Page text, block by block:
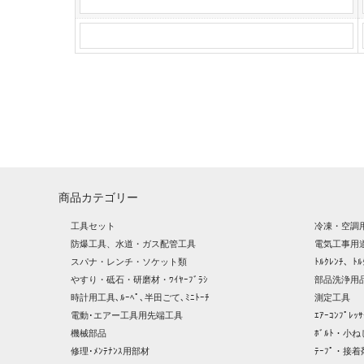
商品カテゴリー
工具セット 冷凍・空調
防爆工具、水道・ガス配管工具
電気工事用
スパナ・レンチ・ソケット類
ﾄﾙｸﾚﾝﾁ、ﾄ
やすり・砥石・研磨材・ﾜｲﾔｰﾌﾞﾗｼ
部品洗浄用
時計用工具､ﾙｰﾍﾟ､半田ごて､ﾐﾆﾄｰﾁ
測定工具
電動･エアー工具用先端工具
ｴｱｰｺﾝﾌﾟﾚｯ
機械部品
ﾎﾞﾙﾄ・小ね
修理･ﾒﾝﾃﾅﾝｽ用部材
ﾃｰﾌﾟ・接着